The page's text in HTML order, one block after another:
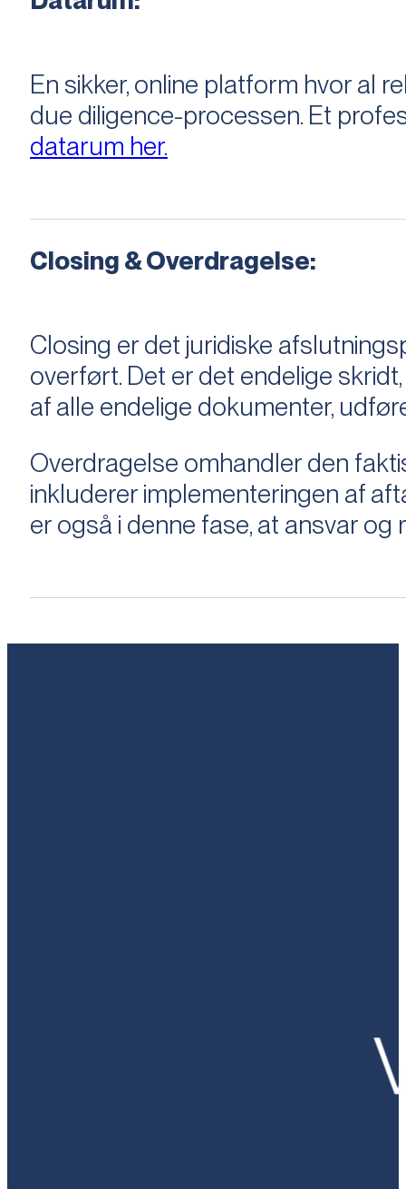
En sikker, online platform hvor al
due diligence-processen. Et
datarum her.
Closing & Overdragelse:
Closing er det juridiske
overført. Det er det endelige
af alle endelige dokumenter,
Overdragelse omhandler den
inkluderer implementeringen af
er også i denne fase, at ansvar